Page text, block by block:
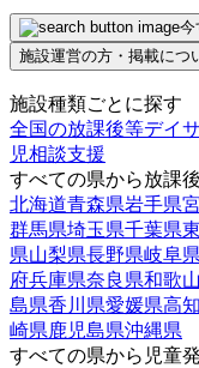
今
施設運営の方・掲載につ
施設種類ごとに探す
全国の放課後等デイ
児相談支援
すべての県から放課
北海道青森県岩手県
群馬県埼玉県千葉県
県山梨県長野県岐阜県
府兵庫県奈良県和歌
島県香川県愛媛県高
崎県鹿児島県沖縄県
すべての県から児童